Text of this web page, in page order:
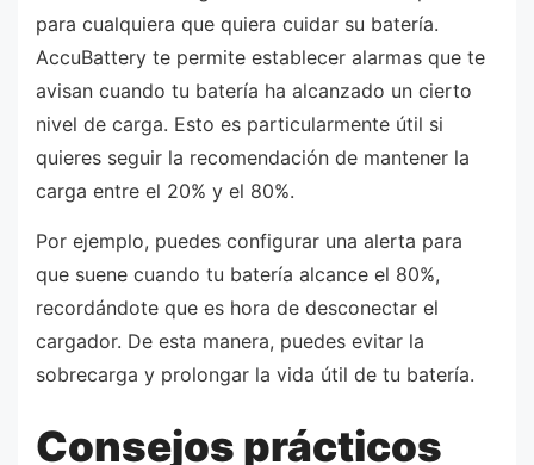
para cualquiera que quiera cuidar su batería.
AccuBattery te permite establecer alarmas que te
avisan cuando tu batería ha alcanzado un cierto
nivel de carga. Esto es particularmente útil si
quieres seguir la recomendación de mantener la
carga entre el 20% y el 80%.
Por ejemplo, puedes configurar una alerta para
que suene cuando tu batería alcance el 80%,
recordándote que es hora de desconectar el
cargador. De esta manera, puedes evitar la
sobrecarga y prolongar la vida útil de tu batería.
Consejos prácticos